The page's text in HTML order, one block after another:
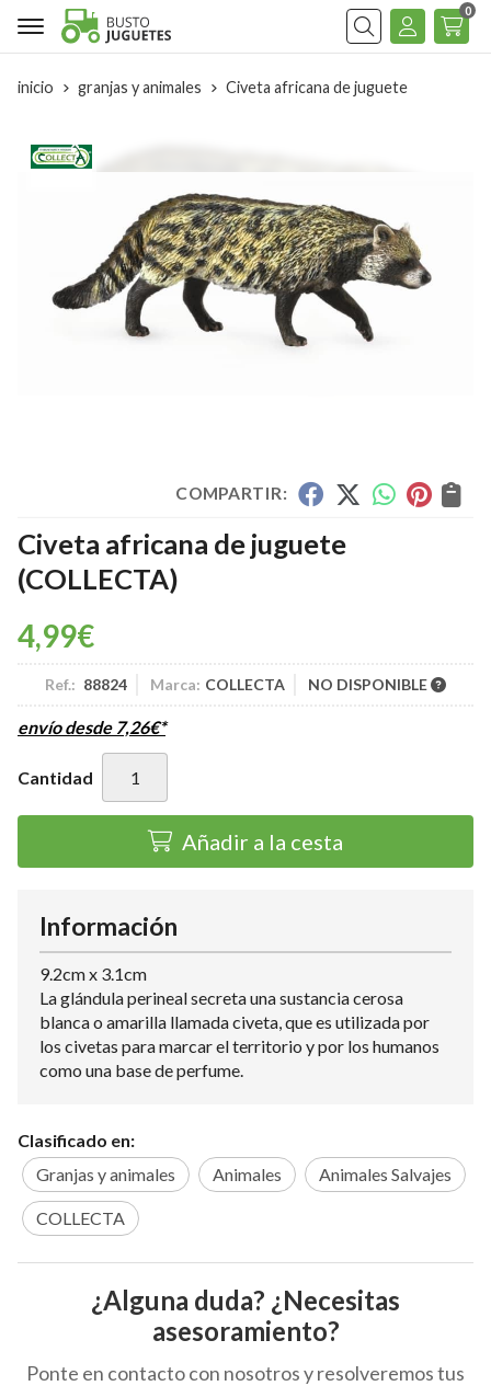
Buscar
0
inicio granjas y animales Civeta africana de juguete
COMPARTIR:
Civeta africana de juguete
(COLLECTA)
4,99€
Ref.: 88824 Marca: COLLECTA NO DISPONIBLE
envío desde 7,26€*
Cantidad
Añadir a la cesta
Información
9.2cm x 3.1cm
La glándula perineal secreta una sustancia cerosa
blanca o amarilla llamada civeta, que es utilizada por
los civetas para marcar el territorio y por los humanos
como una base de perfume.
Clasificado en:
Granjas y animales
Animales Animales Salvajes
COLLECTA
¿Alguna duda? ¿Necesitas
asesoramiento?
Ponte en contacto con nosotros y resolveremos tus